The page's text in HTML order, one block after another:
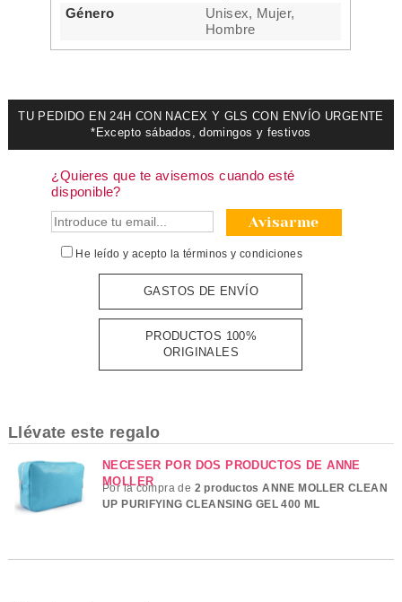
Género
Unisex, Mujer,
Hombre
TU PEDIDO EN 24H CON NACEX Y GLS CON ENVÍO URGENTE
*Excepto sábados, domingos y festivos
¿Quieres que te avisemos cuando esté
disponible?
Avisarme
He leído y acepto la términos y condiciones
GASTOS DE ENVÍO
PRODUCTOS 100%
ORIGINALES
Llévate este regalo
NECESER POR DOS PRODUCTOS DE ANNE
MOLLER
Por la compra de 2 productos ANNE MOLLER CLEAN
UP PURIFYING CLEANSING GEL 400 ML